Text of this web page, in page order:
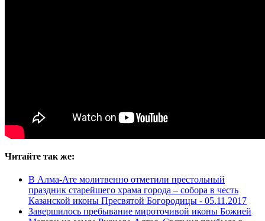
Читайте так же:
В Алма-Ате молитвенно отметили престольный
праздник старейшего храма города – собора в честь
Казанской иконы Пресвятой Богородицы - 05.11.2017
Завершилось пребывание мироточивой иконы Божией